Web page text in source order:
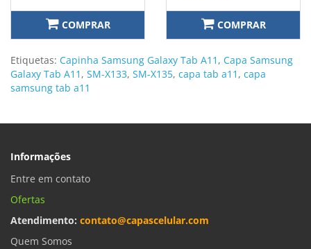
COMPRAR COMPRAR
Etiquetas: Capinha Samsung Galaxy Tab A11 , Capa Samsung
Galaxy Tab A11 , SM-X133, SM-X135, capa tab a11 , capa
samsung tab a11
Informações
Entre em contato
Ofertas
Atendimento: contato@capascelular.com
Quem Somos